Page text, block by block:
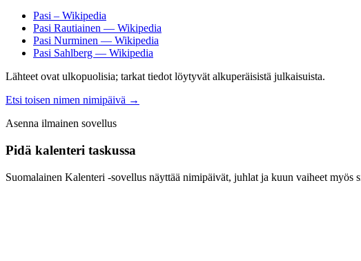
Pasi – Wikipedia
Pasi Rautiainen — Wikipedia
Pasi Nurminen — Wikipedia
Pasi Sahlberg — Wikipedia
Lähteet ovat ulkopuolisia; tarkat tiedot löytyvät alkuperäisistä julkaisuista.
Etsi toisen nimen nimipäivä →
Asenna ilmainen sovellus
Pidä kalenteri taskussa
Suomalainen Kalenteri ‑sovellus näyttää nimipäivät, juhlat ja kuun vaiheet myös